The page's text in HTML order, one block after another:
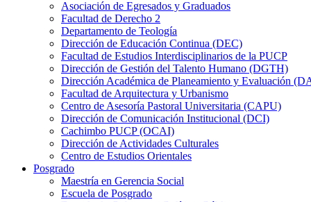
Asociación de Egresados y Graduados
Facultad de Derecho 2
Departamento de Teología
Dirección de Educación Continua (DEC)
Facultad de Estudios Interdisciplinarios de la PUCP
Dirección de Gestión del Talento Humano (DGTH)
Dirección Académica de Planeamiento y Evaluación
Facultad de Arquitectura y Urbanismo
Centro de Asesoría Pastoral Universitaria (CAPU)
Dirección de Comunicación Institucional (DCI)
Cachimbo PUCP (OCAI)
Dirección de Actividades Culturales
Centro de Estudios Orientales
Posgrado
Maestría en Gerencia Social
Escuela de Posgrado